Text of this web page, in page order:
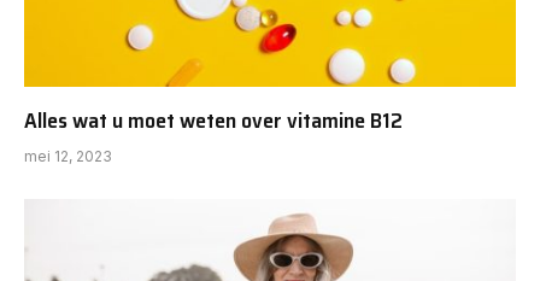
Alles wat u moet weten over vitamine B12
mei 12, 2023